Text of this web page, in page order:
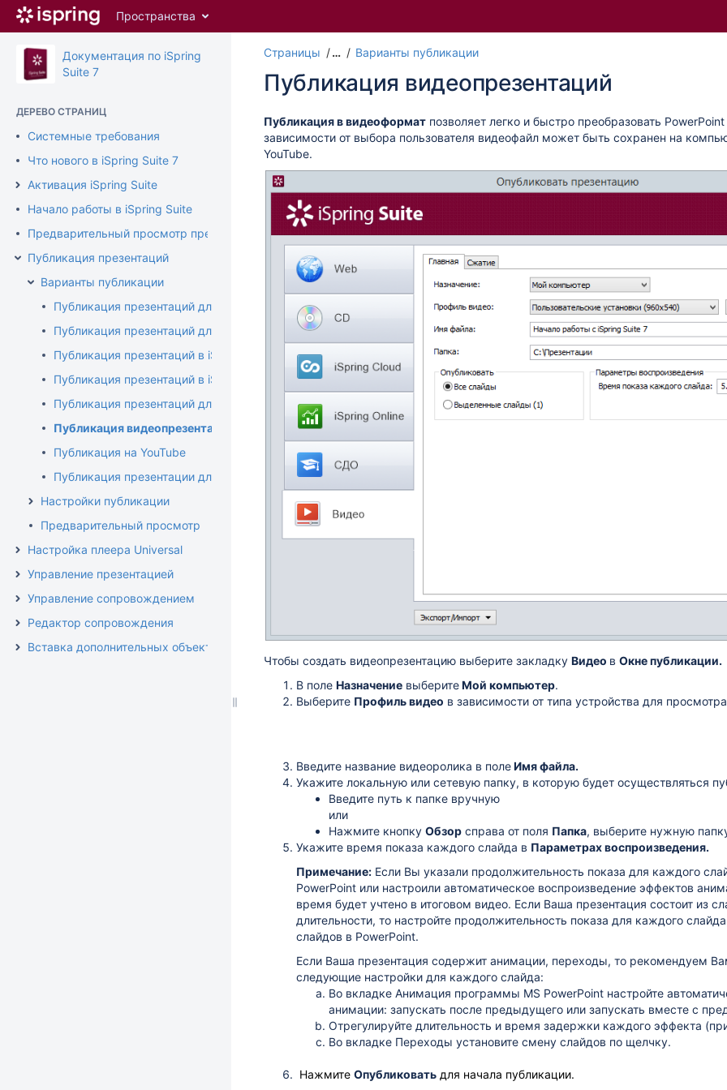
Перейти
содержимому
assistive.skiplink.to.breadcrumbs
assistive.skiplink.to.quick.search
Пространства
Документация по iSpring
Suite 7
ДЕРЕВО СТРАНИЦ
Системные требования
Что нового в iSpring Suite 7
Активация iSpring Suite
Начало работы в iSpring Suite
Предварительный просмотр презентации
Публикация презентаций
Варианты публикации
Публикация презентаций для Web
Публикация презентаций для CD
Публикация презентаций в iSpring Cloud
Публикация презентаций в iSpring Online
Публикация презентаций для СДО
Публикация видеопрезентаций
Публикация на YouTube
Публикация презентации для приложения iSpring Viewer
Настройки публикации
Предварительный просмотр
Настройка плеера Universal
Управление презентацией
Управление сопровождением
Редактор сопровождения
Вставка дополнительных объектов
Страницы … Варианты публикации
концу
баннера
началу
баннера
Публикация видеопрезентаций
Публикация в видеоформат позволяет легко и быстро преобразовать
зависимости от выбора пользователя видеофайл может быть сохранен на
YouTube.
Чтобы создать видеопрезентацию выберите закладку Видео в Окне публикации.
В поле Назначение выберитеМой компьютер.
Выберите Профиль видео в зависимости от типа устройства для
Введите название видеоролика в полеИмя файла.
Укажите локальную или сетевую папку, в которую будет осуществляться
Введите путь к папке вручную
или
Нажмите кнопку Обзор справа от поля Папка, выберите нужную
Укажите время показа каждого слайда в Параметрах воспроизведения.
Примечание: Если Вы указали продолжительность показа для каждого
PowerPoint или настроили автоматическое воспроизведение эффектов
время будет учтено в итоговом видео. Если Ваша презентация состоит из
длительности, то настройте продолжительность показа для каждого
слайдов в PowerPoint.
Если Ваша презентация содержит анимации, переходы, то рекомендуем
следующие настройки для каждого слайда:
Во вкладке Анимация программы MS PowerPoint настройте
анимации: запускать после предыдущего или запускать вместе с
Отрегулируйте длительность и время задержки каждого эффекта
Во вкладке Переходы установите смену слайдов по щелчку.
Нажмите Опубликовать для начала публикации.